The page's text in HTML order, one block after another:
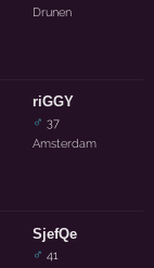
Drunen
riGGY
♂ 37
Amsterdam
SjefQe
♂ 41